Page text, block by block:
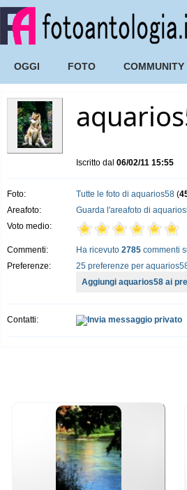
OGGI FOTO COMMUNITY
Iscritto dal 06/02/11 15:55
Foto: Tutte le foto di aquarios58 (
Areafoto:
Guarda l'areafoto di
Voto medio:
Commenti: Ha ricevuto 2785 commenti
Preferenze:
25 preferenze per
Aggiungi aquarios58 ai
Contatti: